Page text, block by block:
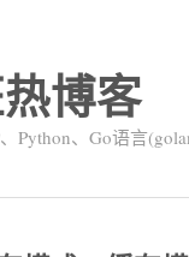
博客
Python、Go语言